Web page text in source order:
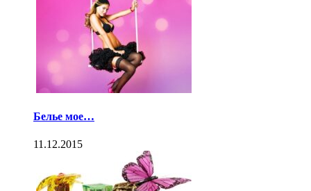
Белье мое…
11.12.2015